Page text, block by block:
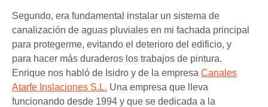
Segundo, era fundamental instalar un sistema de
canalización de aguas pluviales en mi fachada principal
para protegerme, evitando el deterioro del edificio, y
para hacer más duraderos los trabajos de pintura.
Enrique nos habló de Isidro y de la empresa Canales
Atarfe Inslaciones S.L. Una empresa que lleva
funcionando desde 1994 y que se dedicada a la